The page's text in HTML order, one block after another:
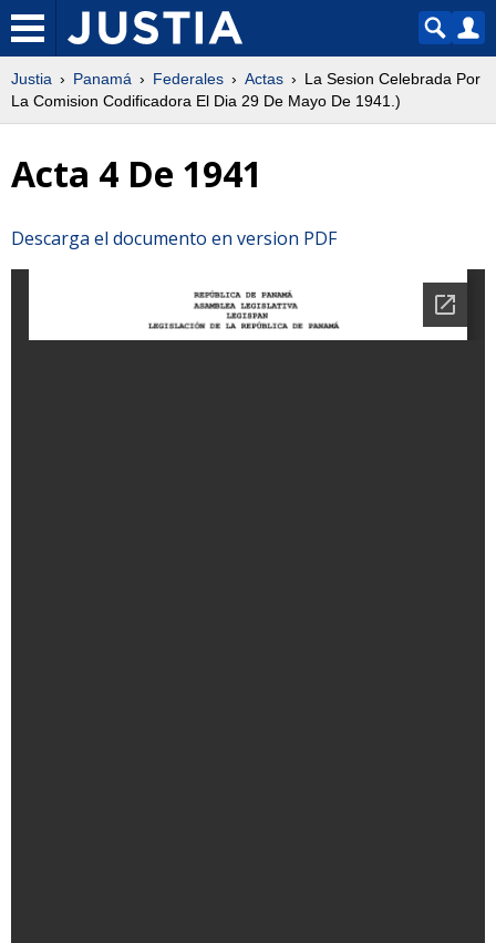
Justia Panamá Federales Actas
La Sesion Celebrada Por
La Comision Codificadora El Dia 29 De Mayo De 1941.)
Acta 4 De 1941
Descarga el documento en version PDF